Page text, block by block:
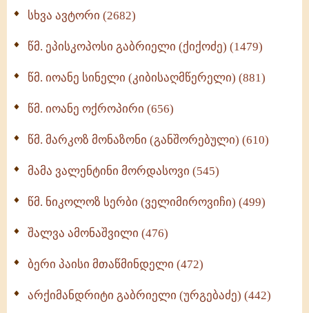
ნაწილი II (369)
სხვა ავტორი (2682)
წმ. ეპისკოპოსი გაბრიელი (ქიქოძე) (1479)
წმ. იოანე სინელი (კიბისაღმწერელი) (881)
წმ. იოანე ოქროპირი (656)
წმ. მარკოზ მონაზონი (განშორებული) (610)
მამა ვალენტინი მორდასოვი (545)
წმ. ნიკოლოზ სერბი (ველიმიროვიჩი) (499)
შალვა ამონაშვილი (476)
ბერი პაისი მთაწმინდელი (472)
არქიმანდრიტი გაბრიელი (ურგებაძე) (442)